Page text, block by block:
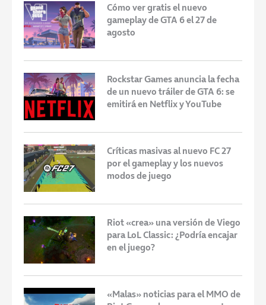
Cómo ver gratis el nuevo
gameplay de GTA 6 el 27 de
agosto
Rockstar Games anuncia la fecha
de un nuevo tráiler de GTA 6: se
emitirá en Netflix y YouTube
Críticas masivas al nuevo FC 27
por el gameplay y los nuevos
modos de juego
Riot «crea» una versión de Viego
para LoL Classic: ¿Podría encajar
en el juego?
«Malas» noticias para el MMO de